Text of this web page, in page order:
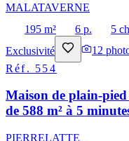
MALATAVERNE
195 m²
6 p. 5
Exclusivité
12
Réf. 554
Maison de plain-
de 588 m² à 5
PIERRELATTE